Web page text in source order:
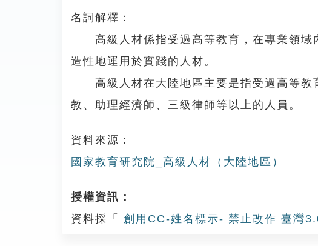
名詞解釋：
高級人材係指受過高等教育，在專業領域
造性地運用於實踐的人材。
高級人材在大陸地區主要是指受過高等教
教、助理經濟師、三級律師等以上的人員。
資料來源：
國家教育研究院_高級人材（大陸地區）
授權資訊：
資料採「
創用CC-姓名標示- 禁止改作 臺灣